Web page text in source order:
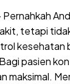
Pernahkah
tetapi
kesehatan
pasien
maksimal.